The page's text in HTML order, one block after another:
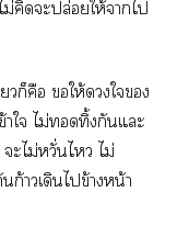
ม่​​​ปล่​ให้​​​
ให้​​​​
​​ไม่​​ิ้​​​
ไม่​ั่​​ไม่​
ก้​​​ข้​น้​